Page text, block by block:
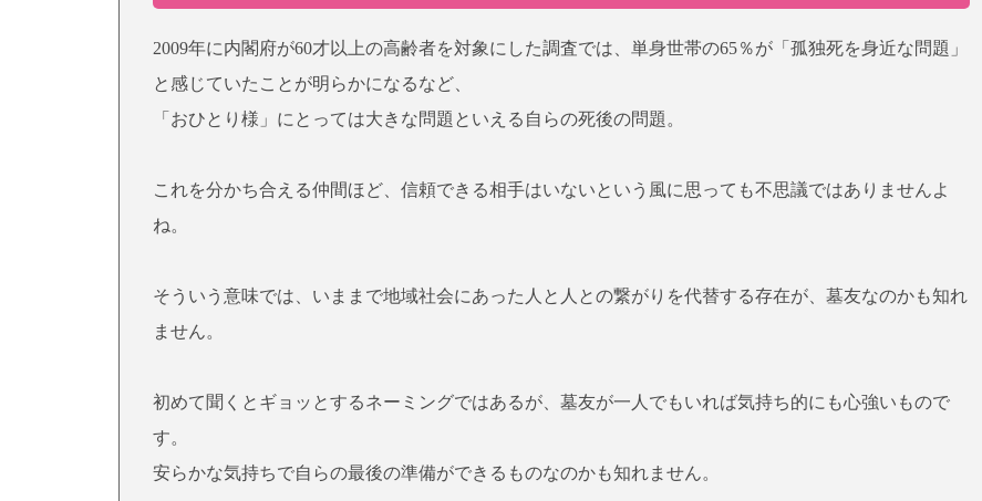
2009年に内閣府が60才以上の高齢者を対象にした調査では、単身世帯の65％が「孤独死を身近な問題」
と感じていたことが明らかになるなど、
「おひとり様」にとっては大きな問題といえる自らの死後の問題。
これを分かち合える仲間ほど、信頼できる相手はいないという風に思っても不思議ではありませんよ
ね。
そういう意味では、いままで地域社会にあった人と人との繋がりを代替する存在が、墓友なのかも知れ
ません。
初めて聞くとギョッとするネーミングではあるが、墓友が一人でもいれば気持ち的にも心強いもので
す。
安らかな気持ちで自らの最後の準備ができるものなのかも知れません。